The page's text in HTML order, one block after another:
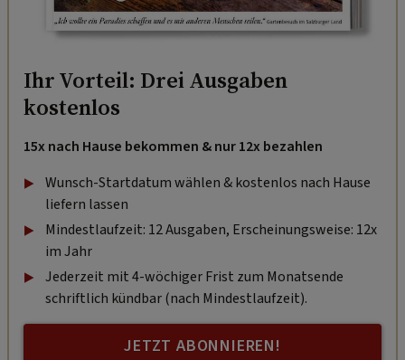
Ihr Vorteil: Drei Ausgaben
kostenlos
15x nach Hause bekommen & nur 12x bezahlen
Wunsch-Startdatum wählen & kostenlos nach Hause
liefern lassen
Mindestlaufzeit: 12 Ausgaben, Erscheinungsweise: 12x
im Jahr
Jederzeit mit 4-wöchiger Frist zum Monatsende
schriftlich kündbar (nach Mindestlaufzeit).
JETZT ABONNIEREN!